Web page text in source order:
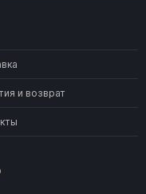
и возврат